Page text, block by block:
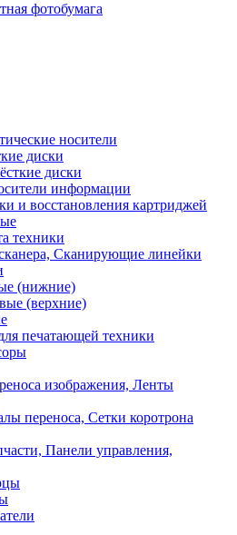
фотобумага
носители
диски
диски
информации
и восстановления картриджей
техники
Сканирующие линейки
(нижние)
(верхние)
печатающей техники
изображения, Ленты
переноса, Сетки коротрона
Панели управления,